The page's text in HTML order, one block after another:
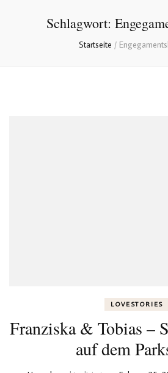
Schlagwort:
Startseite /
LOVESTORIES
Franziska & Tobias –
auf dem